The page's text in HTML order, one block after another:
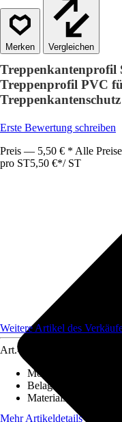
Vergleichen
Treppenkantenprofil
Treppenprofil PVC
Erste Bewertung schreiben
Preis — 5,50 € * Alle
pro ST5,50 €*/ ST
Weitere Artikel des
Art.-Nr.
Montageart
Belagstärke
Materialspezifizierung
Mehr Artikeldetails